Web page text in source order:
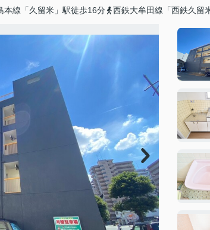
本線「久留米」駅徒歩16分 西鉄大牟田線「西鉄久留